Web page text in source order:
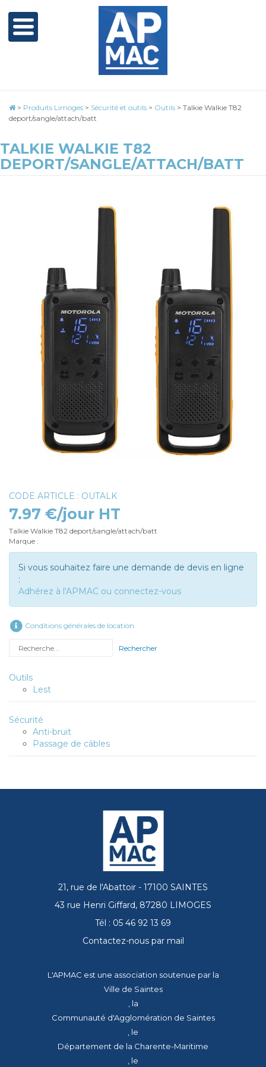
> Produits Limoges > Sécurité et outils > Outils > Talkie Walkie T82
deport/sangle/attach/batt
TALKIE WALKIE T82
DEPORT/SANGLE/ATTACH/BATT
CODE ARTICLE : OUTALK
7.97 €/jour HT
Talkie Walkie T82 deport/sangle/attach/batt
Marque :
Si vous souhaitez faire une demande de devis en ligne
:
Adhérez à l'APMAC ou connectez-vous
Conditions générales de location
Rechercher
Outils
Lest
Sécurité
Anti-bruit
Passage de câbles
21, rue de l'Abattoir - 17100 SAINTES
43 rue Henri Giffard, 87280 LIMOGES
Tél : 05 46 92 13 69
Contactez-nous par mail
L'APMAC est une association soutenue par la
Ville de Saintes
, la
Communauté d'Agglomération de Saintes
, le
Département de la Charente-Maritime
, le